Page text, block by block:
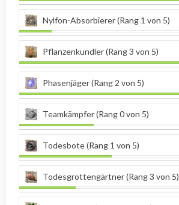
Nylfon-Absorbierer (Rang 1 von 5)
Pflanzenkundler (Rang 3 von 5)
Phasenjäger (Rang 2 von 5)
Teamkämpfer (Rang 0 von 5)
Todesbote (Rang 1 von 5)
Todesgrottengärtner (Rang 3 von 5)